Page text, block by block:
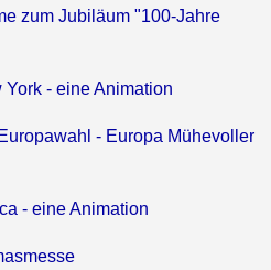
zum Jubiläum "100-Jahre
- eine Animation
- Europa Mühevoller
- eine Animation